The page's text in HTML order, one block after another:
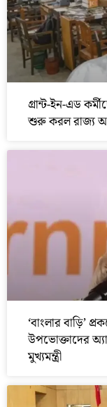
গ্রান্ট-ইন-এড
শুরু করল রাজ্য
‘বাংলার বাড়ি’
উপভোক্তাদের
মুখ্যমন্ত্রী